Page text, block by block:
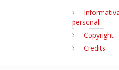
personali
Copyright
Credits